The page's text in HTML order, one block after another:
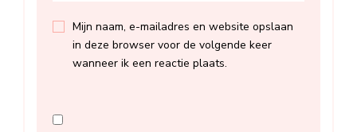
Mijn naam, e-mailadres en website opslaan
in deze browser voor de volgende keer
wanneer ik een reactie plaats.